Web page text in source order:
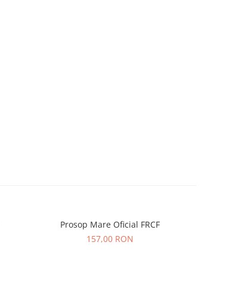
Prosop Mare Oficial FRCF
157,00 RON